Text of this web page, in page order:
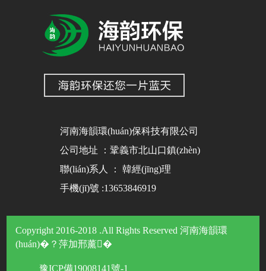
河南海韻環(huán)保科技有限公司
公司地址 ：鞏義市北山口鎮(zhèn)
聯(lián)系人 ： 韓經(jīng)理
手機(jī)號 :13653846919
Copyright 2016-2018 .All Rights Reserved 河南海韻環
(huán)�？萍加邢薰�
豫ICP備19008141號-1